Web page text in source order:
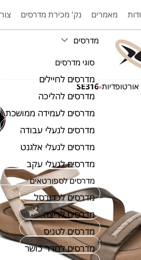
מאמרים נק' מכירת מדרסים
מדרסים
סוגי מדרסים
מדרסים לחיילים
מדרסים להליכה
מדרסים לעמידה ממושכת
מדרסים לנעלי עבודה
מדרסים לנעלי אלגנט
מדרסים לנעלי עקב
מדרסים לספורטאים
מדרסים לכדורסל
מדרסים לריצה
מדרסים לטניס
מדרסים לחדר כושר
אורטופדיות SE316